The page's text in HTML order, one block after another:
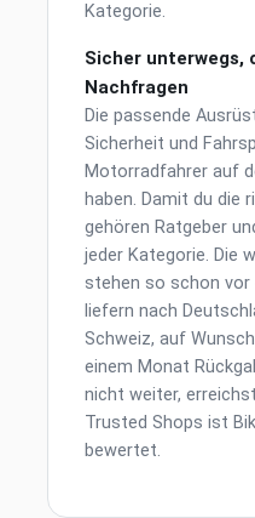
Kategorie.
Sicher unterwegs,
Nachfragen
Die passende
Sicherheit und
Motorradfahrer auf
haben. Damit du die
gehören Ratgeber
jeder Kategorie. Die
stehen so schon vor
liefern nach
Schweiz, auf
einem Monat
nicht weiter,
Trusted Shops ist
bewertet.